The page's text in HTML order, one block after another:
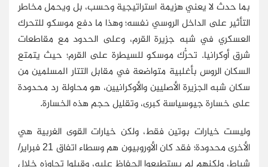
بما حدث لا يعني هزيمة استراتيجية وحسب، بل ويحمل مخاطر
التأثير على الداخل الروسي نفسه؛ وهذا ما دفع موسكو للتحرك
العسكري في شبه جزيرة القرم، وعلى الحدود مع مقاطعات
شرق أوكرانيا. تحرُّك موسكو للسيطرة على القرم؛ حيث يتمتع
السكان الروس بأغلبية متواضعة في مقابل التتار المسلمين من
سكان شبه الجزيرة الأصليين والأوكرانيين، هو محاولة رد محدودة
على خسارة جيوسياسة كبرى، وتقليل حجم هذه الخسارة.
وليست خيارات بوتين فقط، ولكن خيارات القوى الغربية هي
الأخرى محدودة؛ فقد كان الأوروبيون هم وسطاء اتفاق 21 فبراير/
شباط، ولكنهم لم يستطيعوا الحفاظ عليه، وقبلوا تجاوزه خلال